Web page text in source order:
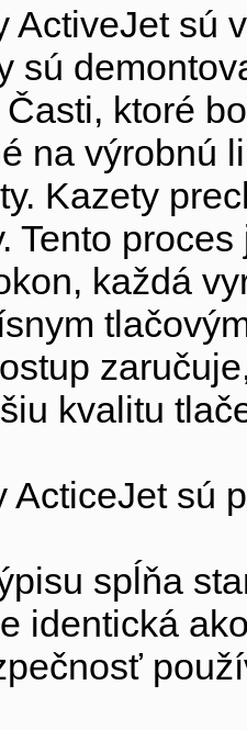
ActiveJet sú
sú
ktoré
na výrobnú
Kazety
Tento
každá
kvalitu
ActiceJet sú
spĺňa
identická